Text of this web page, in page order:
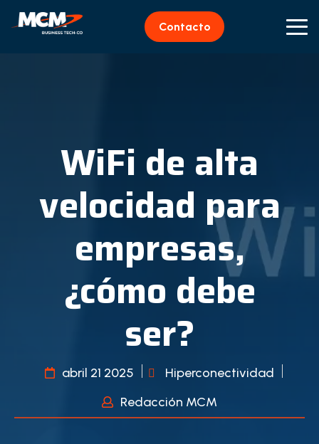
Contacto
WiFi de alta
velocidad para
empresas,
¿cómo debe
ser?
abril 21 2025
Hiperconectividad
Redacción MCM